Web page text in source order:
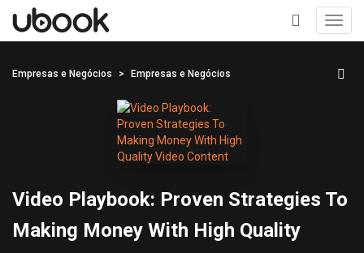
+
Empresas e Negócios Empresas e Negócios
Video Playbook: Proven Strategies To
Making Money With High Quality